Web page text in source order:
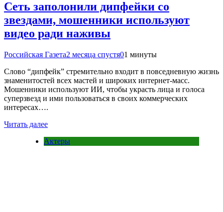
Сеть заполонили дипфейки со
звездами, мошенники используют
видео ради наживы
Российская Газета2 месяца спустя01 минуты
Слово “дипфейк” стремительно входит в повседневную жизнь
знаменитостей всех мастей и широких интернет-масс.
Мошенники используют ИИ, чтобы украсть лица и голоса
суперзвезд и ими пользоваться в своих коммерческих
интересах….
Читать далее
Актеры